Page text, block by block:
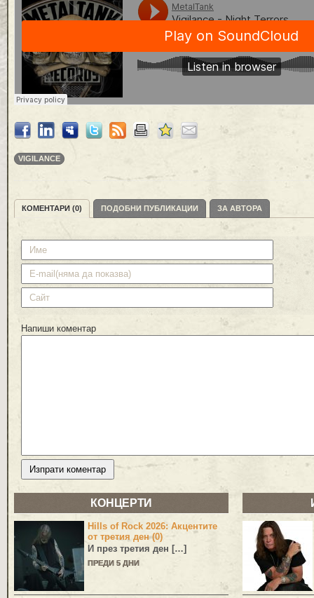
VIGILANCE
КОМЕНТАРИ (0) ПОДОБНИ ПУБЛИКАЦИИ ЗА АВТОРА
Напиши коментар
КОНЦЕРТИ
Hills of Rock 2026: Акцентите
от третия ден (0)
И през третия ден […]
ПРЕДИ 5 ДНИ